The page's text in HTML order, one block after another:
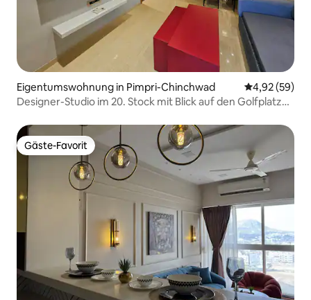
Eigentumswohnung in Pimpri-Chinchwad
4,92 (59)
Designer-Studio im 20. Stock mit Blick auf den Golfplatz
Gäste-Favorit
Gäste-Favorit